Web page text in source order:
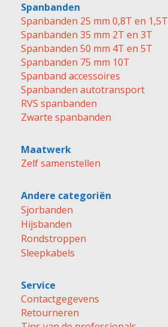
Spanbanden
Spanbanden 25 mm 0,8T en 1,5T
Spanbanden 35 mm 2T en 3T
Spanbanden 50 mm 4T en 5T
Spanbanden 75 mm 10T
Spanband accessoires
Spanbanden autotransport
RVS spanbanden
Zwarte spanbanden
Maatwerk
Zelf samenstellen
Andere categoriën
Sjorbanden
Hijsbanden
Rondstroppen
Sleepkabels
Service
Contactgegevens
Retourneren